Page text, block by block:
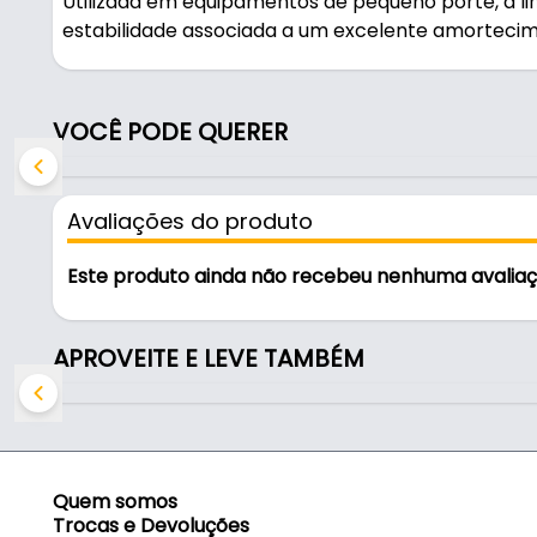
estabilidade associada a um excelente
perfeita fixação.
Pé de borracha para móveis de escritório,
porte, equipamentos domésticos, etc.
Características:
- Marca: Vibra-stop
- Modelo: Micro I Br
- Altura da base: 35mm
- Capacidade dinâmica: 200kg
VOCÊ PODE QUERER
Avaliações do produto
Este produto ainda não recebeu nenhuma
APROVEITE E LEVE TAMBÉM
Quem somos
Trocas e Devoluções